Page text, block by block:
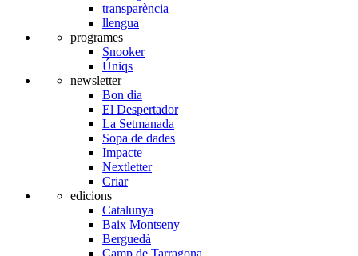
transparència
llengua
programes
Snooker
Úniqs
newsletter
Bon dia
El Despertador
La Setmanada
Sopa de dades
Impacte
Nextletter
Criar
edicions
Catalunya
Baix Montseny
Berguedà
Camp de Tarragona